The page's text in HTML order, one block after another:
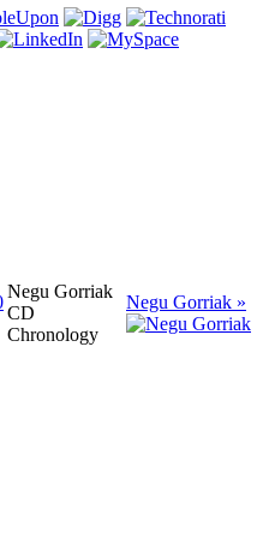
Negu Gorriak
CD
Chronology
Negu Gorriak »